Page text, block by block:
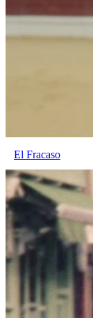
El Fracaso